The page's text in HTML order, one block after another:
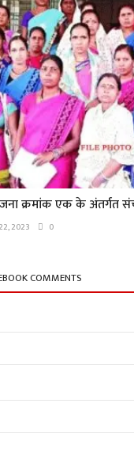
क्रमांक एक के अंतर्गत
2023 0
COMMENTS